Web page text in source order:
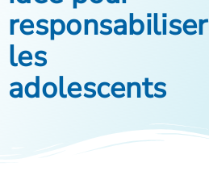
responsabiliser
les
adolescents